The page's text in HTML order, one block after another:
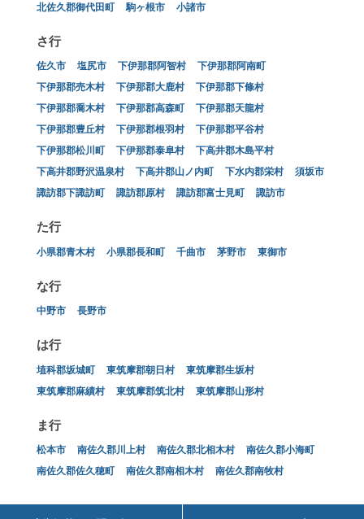
北佐久郡御代田町
駒ヶ根市 小諸市
さ行
佐久市 塩尻市 下伊那郡阿智村
下伊那郡阿南町
下伊那郡売木村
下伊那郡大鹿村
下伊那郡下條村
下伊那郡喬木村
下伊那郡高森町
下伊那郡天龍村
下伊那郡豊丘村
下伊那郡根羽村
下伊那郡平谷村
下伊那郡松川町
下伊那郡泰阜村
下高井郡木島平村
下高井郡野沢温泉村
下高井郡山ノ内町 下水内郡栄村
須坂市
諏訪郡下諏訪町
諏訪郡原村 諏訪郡富士見町 諏訪市
た行
小県郡青木村 小県郡長和町 千曲市 茅野市 東御市
な行
中野市 長野市
は行
埴科郡坂城町 東筑摩郡朝日村
東筑摩郡生坂村
東筑摩郡麻績村
東筑摩郡筑北村 東筑摩郡山形村
ま行
松本市 南佐久郡川上村 南佐久郡北相木村
南佐久郡小海町
南佐久郡佐久穂町
南佐久郡南相木村 南佐久郡南牧村